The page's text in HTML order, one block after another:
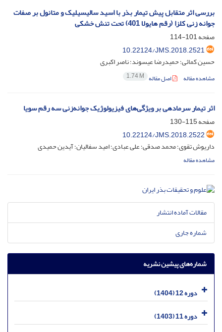
بررسی اثر متقابل پیش تیمار بذر با اسید سالیسیلیک و متانول بر صفات
جوانه ‏زنی کلزا (رقم هایولا 401) تحت تنش خشکی
صفحه101-114
10.22124/JMS.2018.2521
حسین کمائی؛ حمیدرضا عیسوند؛ ناصر اکبری
مشاهده مقاله اصل مقاله 1.74 M
اثر تیمار سرمادهی بر ویژگی‌های فیزیولوژیک جوانه‌زنی سه رقم سویا
صفحه115-130
10.22124/JMS.2018.2522
داریوش تقوی؛ محمد صدقی؛ علی عبادی؛ امید سفالیان؛ آیدین حمیدی
مشاهده مقاله
مقالات آماده انتشار
شماره جاری
شماره‌های پیشین نشریه
دوره 12 (1404)
دوره 11 (1403)